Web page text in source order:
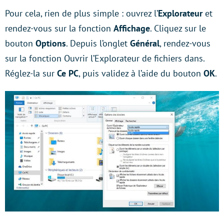
Pour cela, rien de plus simple : ouvrez l’Explorateuret
rendez-vous sur la fonction Affichage. Cliquez sur le
bouton Options. Depuis l’onglet Général, rendez-vous
sur la fonction Ouvrir l’Explorateur de fichiers dans.
Réglez-la sur Ce PC, puis validez à l’aide du bouton OK.